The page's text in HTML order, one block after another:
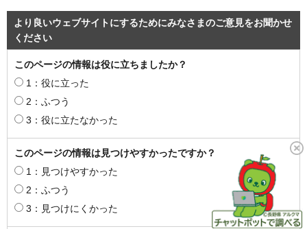
より良いウェブサイトにするためにみなさまのご意見をお聞かせ
ください
このページの情報は役に立ちましたか？
1：役に立った
2：ふつう
3：役に立たなかった
このページの情報は見つけやすかったですか？
1：見つけやすかった
2：ふつう
3：見つけにくかった